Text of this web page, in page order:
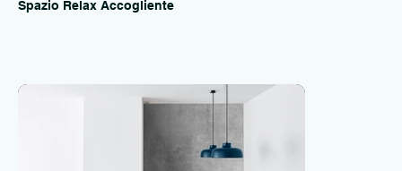
Spazio Relax Accogliente